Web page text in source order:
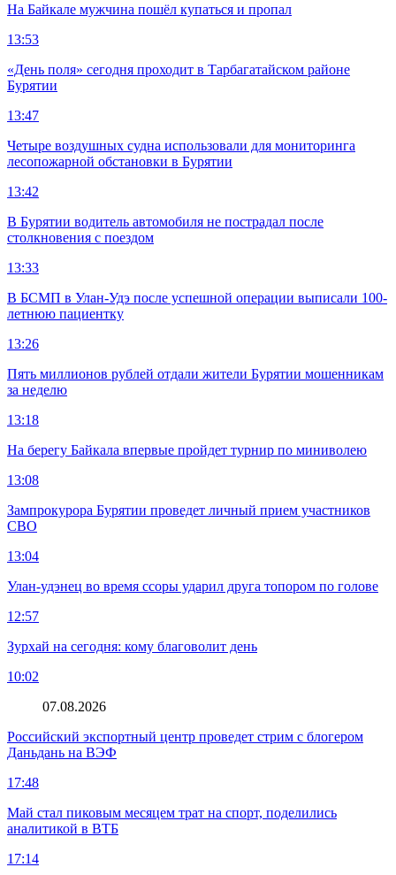
На Байкале мужчина пошёл купаться и пропал
13:53
«День поля» сегодня проходит в Тарбагатайском районе
Бурятии
13:47
Четыре воздушных судна использовали для мониторинга
лесопожарной обстановки в Бурятии
13:42
В Бурятии водитель автомобиля не пострадал после
столкновения с поездом
13:33
В БСМП в Улан-Удэ после успешной операции выписали 100-
летнюю пациентку
13:26
Пять миллионов рублей отдали жители Бурятии мошенникам
за неделю
13:18
На берегу Байкала впервые пройдет турнир по миниволею
13:08
Зампрокурора Бурятии проведет личный прием участников
СВО
13:04
Улан-удэнец во время ссоры ударил друга топором по голове
12:57
Зурхай на сегодня: кому благоволит день
10:02
07.08.2026
Российский экспортный центр проведет стрим с блогером
Даньдань на ВЭФ
17:48
Май стал пиковым месяцем трат на спорт, поделились
аналитикой в ВТБ
17:14